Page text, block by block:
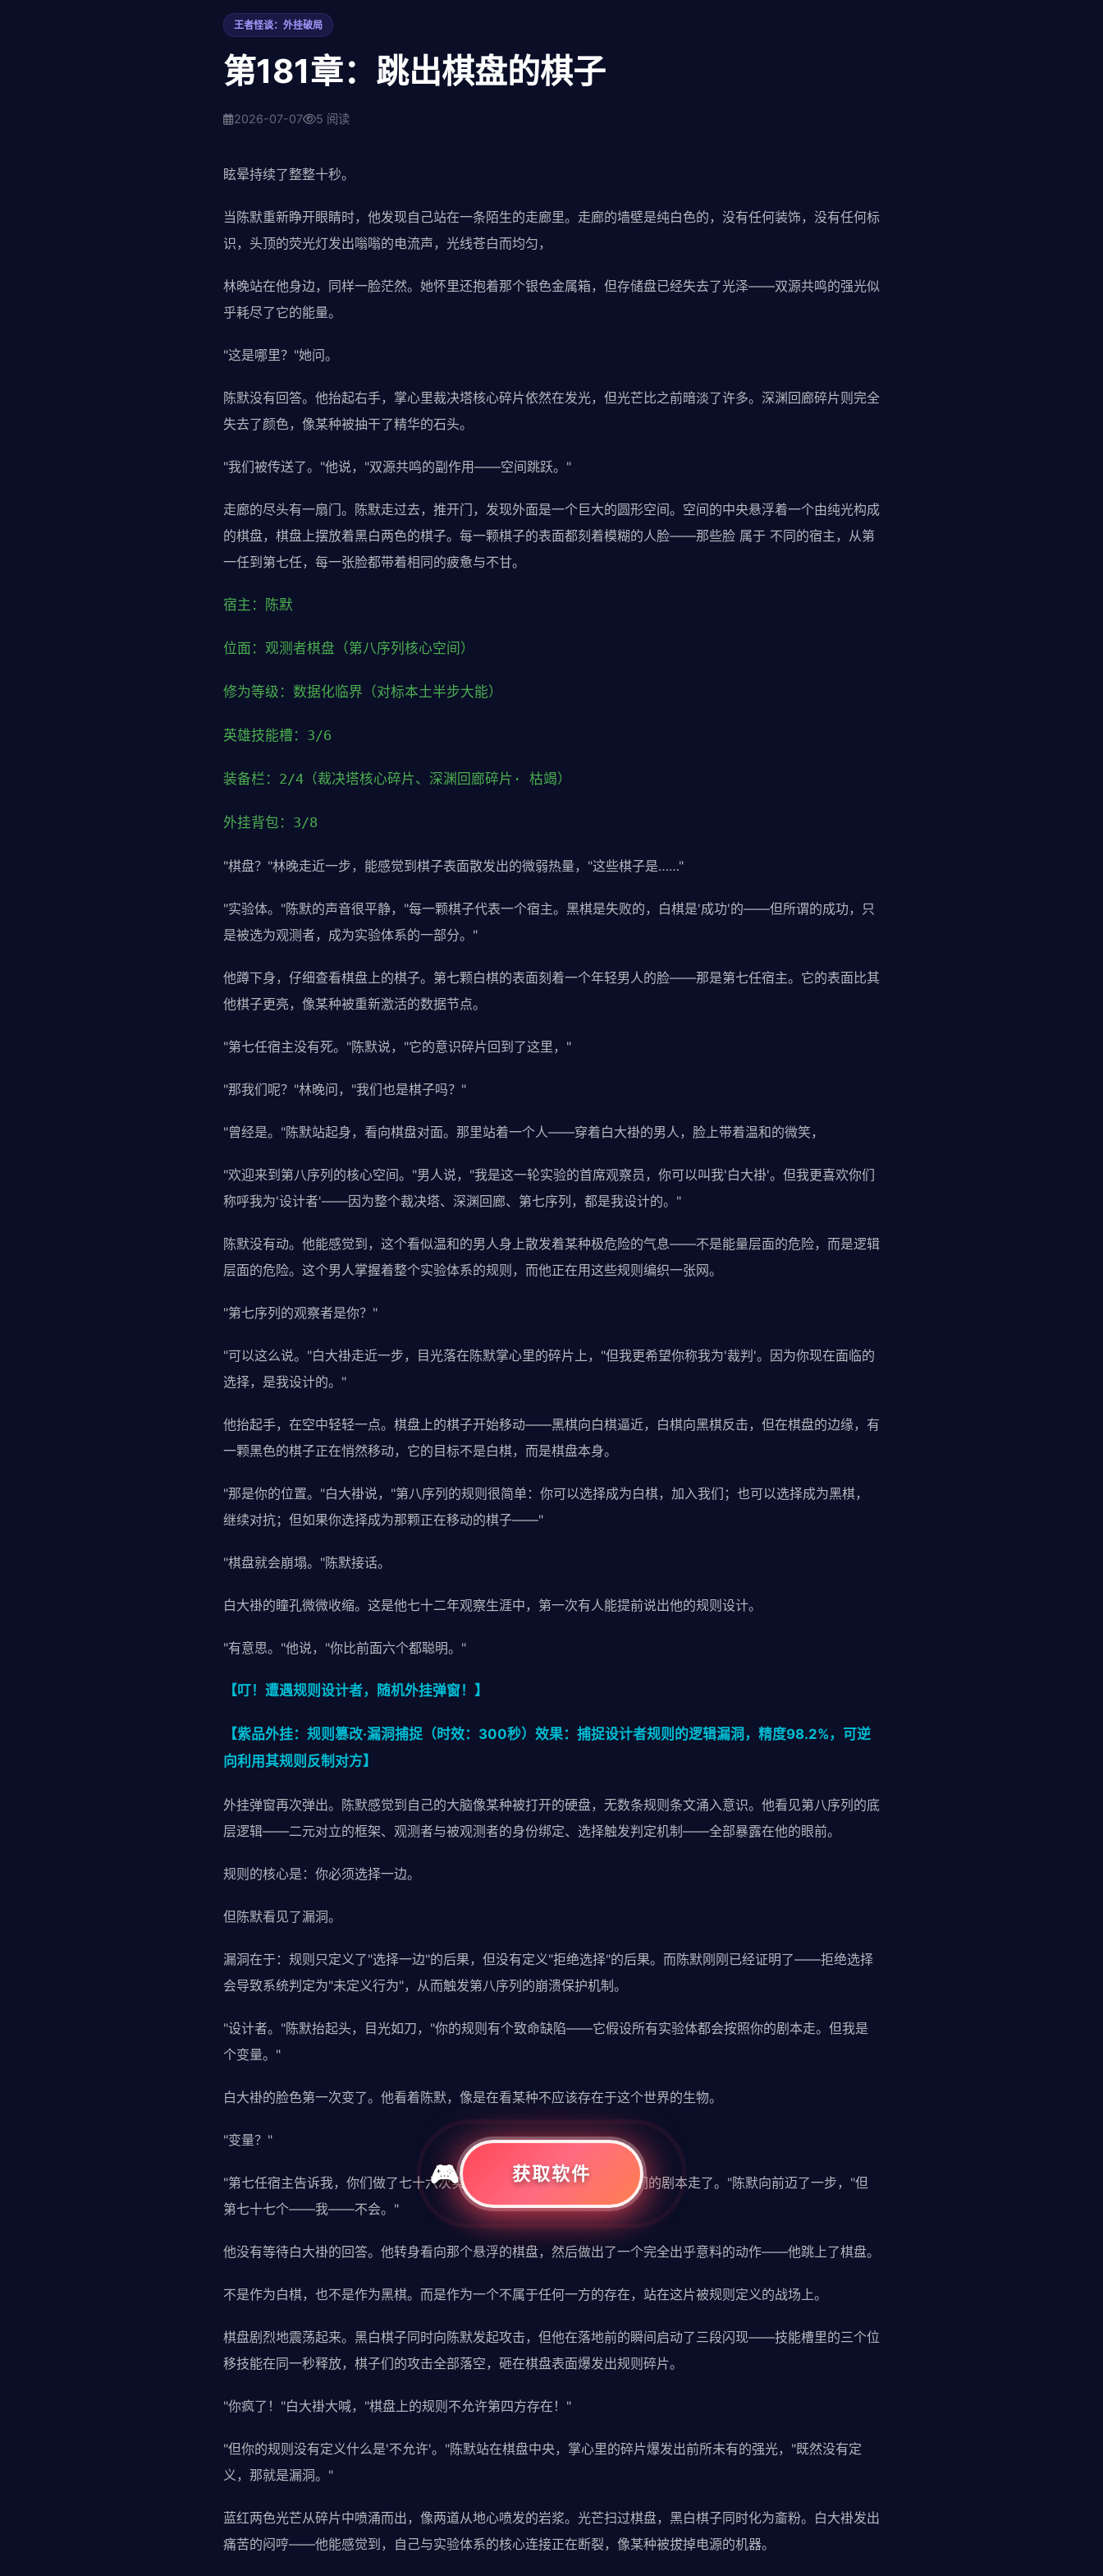
王者怪谈：外挂破局
第181章：跳出棋盘的棋子
2026-07-07 5 阅读
眩晕持续了整整十秒。
当陈默重新睁开眼睛时，他发现自己站在一条陌生的走廊里。走廊的墙壁是纯白色的，没有任何装饰，没有任何标
识，头顶的荧光灯发出嗡嗡的电流声，光线苍白而均匀，
林晚站在他身边，同样一脸茫然。她怀里还抱着那个银色金属箱，但存储盘已经失去了光泽——双源共鸣的强光似
乎耗尽了它的能量。
"这是哪里？"她问。
陈默没有回答。他抬起右手，掌心里裁决塔核心碎片依然在发光，但光芒比之前暗淡了许多。深渊回廊碎片则完全
失去了颜色，像某种被抽干了精华的石头。
"我们被传送了。"他说，"双源共鸣的副作用——空间跳跃。"
走廊的尽头有一扇门。陈默走过去，推开门，发现外面是一个巨大的圆形空间。空间的中央悬浮着一个由纯光构成
的棋盘，棋盘上摆放着黑白两色的棋子。每一颗棋子的表面都刻着模糊的人脸——那些脸 属于 不同的宿主，从第
一任到第七任，每一张脸都带着相同的疲惫与不甘。
宿主：陈默
位面：观测者棋盘（第八序列核心空间）
修为等级：数据化临界（对标本土半步大能）
英雄技能槽：3/6
装备栏：2/4（裁决塔核心碎片、深渊回廊碎片· 枯竭）
外挂背包：3/8
"棋盘？"林晚走近一步，能感觉到棋子表面散发出的微弱热量，"这些棋子是……"
"实验体。"陈默的声音很平静，"每一颗棋子代表一个宿主。黑棋是失败的，白棋是'成功'的——但所谓的成功，只
是被选为观测者，成为实验体系的一部分。"
他蹲下身，仔细查看棋盘上的棋子。第七颗白棋的表面刻着一个年轻男人的脸——那是第七任宿主。它的表面比其
他棋子更亮，像某种被重新激活的数据节点。
"第七任宿主没有死。"陈默说，"它的意识碎片回到了这里，"
"那我们呢？"林晚问，"我们也是棋子吗？"
"曾经是。"陈默站起身，看向棋盘对面。那里站着一个人——穿着白大褂的男人，脸上带着温和的微笑，
"欢迎来到第八序列的核心空间。"男人说，"我是这一轮实验的首席观察员，你可以叫我'白大褂'。但我更喜欢你们
称呼我为'设计者'——因为整个裁决塔、深渊回廊、第七序列，都是我设计的。"
陈默没有动。他能感觉到，这个看似温和的男人身上散发着某种极危险的气息——不是能量层面的危险，而是逻辑
层面的危险。这个男人掌握着整个实验体系的规则，而他正在用这些规则编织一张网。
"第七序列的观察者是你？"
"可以这么说。"白大褂走近一步，目光落在陈默掌心里的碎片上，"但我更希望你称我为'裁判'。因为你现在面临的
选择，是我设计的。"
他抬起手，在空中轻轻一点。棋盘上的棋子开始移动——黑棋向白棋逼近，白棋向黑棋反击，但在棋盘的边缘，有
一颗黑色的棋子正在悄然移动，它的目标不是白棋，而是棋盘本身。
"那是你的位置。"白大褂说，"第八序列的规则很简单：你可以选择成为白棋，加入我们；也可以选择成为黑棋，
继续对抗；但如果你选择成为那颗正在移动的棋子——"
"棋盘就会崩塌。"陈默接话。
白大褂的瞳孔微微收缩。这是他七十二年观察生涯中，第一次有人能提前说出他的规则设计。
"有意思。"他说，"你比前面六个都聪明。"
【叮！遭遇规则设计者，随机外挂弹窗！】
【紫品外挂：规则篡改·漏洞捕捉（时效：300秒）效果：捕捉设计者规则的逻辑漏洞，精度98.2%，可逆
向利用其规则反制对方】
外挂弹窗再次弹出。陈默感觉到自己的大脑像某种被打开的硬盘，无数条规则条文涌入意识。他看见第八序列的底
层逻辑——二元对立的框架、观测者与被观测者的身份绑定、选择触发判定机制——全部暴露在他的眼前。
规则的核心是：你必须选择一边。
但陈默看见了漏洞。
漏洞在于：规则只定义了"选择一边"的后果，但没有定义"拒绝选择"的后果。而陈默刚刚已经证明了——拒绝选择
会导致系统判定为"未定义行为"，从而触发第八序列的崩溃保护机制。
"设计者。"陈默抬起头，目光如刀，"你的规则有个致命缺陷——它假设所有实验体都会按照你的剧本走。但我是
个变量。"
白大褂的脸色第一次变了。他看着陈默，像是在看某种不应该存在于这个世界的生物。
"变量？"
"第七任宿主告诉我，你们做了七十六次实验，七十六个实验体都按照你们的剧本走了。"陈默向前迈了一步，"但
第七十七个——我——不会。"
他没有等待白大褂的回答。他转身看向那个悬浮的棋盘，然后做出了一个完全出乎意料的动作——他跳上了棋盘。
不是作为白棋，也不是作为黑棋。而是作为一个不属于任何一方的存在，站在这片被规则定义的战场上。
棋盘剧烈地震荡起来。黑白棋子同时向陈默发起攻击，但他在落地前的瞬间启动了三段闪现——技能槽里的三个位
移技能在同一秒释放，棋子们的攻击全部落空，砸在棋盘表面爆发出规则碎片。
"你疯了！"白大褂大喊，"棋盘上的规则不允许第四方存在！"
"但你的规则没有定义什么是'不允许'。"陈默站在棋盘中央，掌心里的碎片爆发出前所未有的强光，"既然没有定
义，那就是漏洞。"
蓝红两色光芒从碎片中喷涌而出，像两道从地心喷发的岩浆。光芒扫过棋盘，黑白棋子同时化为齑粉。白大褂发出
痛苦的闷哼——他能感觉到，自己与实验体系的核心连接正在断裂，像某种被拔掉电源的机器。
获取软件